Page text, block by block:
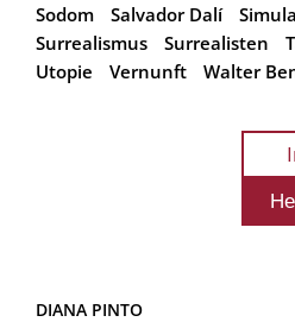
Sodom
Salvador Dalí
Surrealismus
Surrealisten
Utopie
Vernunft Walter
DIANA PINTO